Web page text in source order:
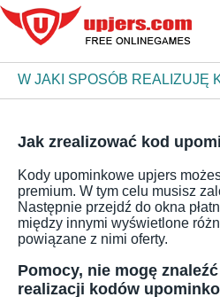
W JAKI SPOSÓB REALIZUJĘ
Jak zrealizować kod
Kody upominkowe upjers
premium. W tym celu musisz
Następnie przejdź do okna
między innymi wyświetlone
powiązane z nimi oferty.
Pomocy, nie mogę
realizacji kodów